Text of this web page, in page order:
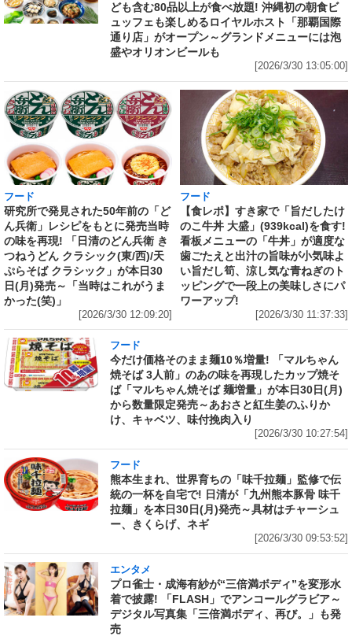
ども含む80品以上が食べ放題! 沖縄初の朝食ビ
ュッフェも楽しめるロイヤルホスト「那覇国際
通り店」がオープン～グランドメニューには泡
盛やオリオンビールも
[2026/3/30 13:05:00]
フード
研究所で発見された50年前の「ど
ん兵衛」レシピをもとに発売当時
の味を再現! 「日清のどん兵衛 き
つねうどん クラシック(東/西)/天
ぷらそば クラシック」が本日30
日(月)発売～「当時はこれがうま
かった(笑)」
[2026/3/30 12:09:20]
フード
【食レポ】すき家で「旨だしたけ
のこ牛丼 大盛」(939kcal)を食す!
看板メニューの「牛丼」が適度な
歯ごたえと出汁の旨味が小気味よ
い旨だし筍、涼し気な青ねぎのト
ッピングで一段上の美味しさにパ
ワーアップ!
[2026/3/30 11:37:33]
フード
今だけ価格そのまま麺10％増量! 「マルちゃん
焼そば 3人前」のあの味を再現したカップ焼そ
ば「マルちゃん焼そば 麺増量」が本日30日(月)
から数量限定発売～あおさと紅生姜のふりか
け、キャベツ、味付挽肉入り
[2026/3/30 10:27:54]
フード
熊本生まれ、世界育ちの「味千拉麺」監修で伝
統の一杯を自宅で! 日清が「九州熊本豚骨 味千
拉麺」を本日30日(月)発売～具材はチャーシュ
ー、きくらげ、ネギ
[2026/3/30 09:53:52]
エンタメ
プロ雀士・成海有紗が“三倍満ボディ”を変形水
着で披露! 「FLASH」でアンコールグラビア～
デジタル写真集「三倍満ボディ、再び。」も発
売